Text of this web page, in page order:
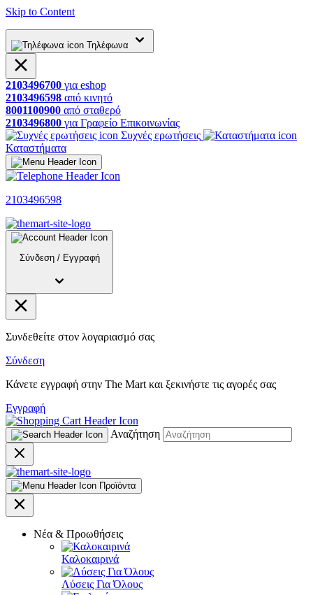
Skip to Content
Τηλέφωνα
2103496700 για eshop
2103496598 από κινητό
8001100900 από σταθερό
2103496800 για Γραφείο Επικοινωνίας
Συχνές ερωτήσεις
Καταστήματα
2103496598
Σύνδεση / Εγγραφή
Συνδεθείτε στον λογαριασμό σας
Σύνδεση
Κάνετε εγγραφή στην The Mart και ξεκινήστε τις αγορές σας
Εγγραφή
Αναζήτηση
Προϊόντα
Νέα & Προωθήσεις
Καλοκαιρινά
Λύσεις Για Όλους